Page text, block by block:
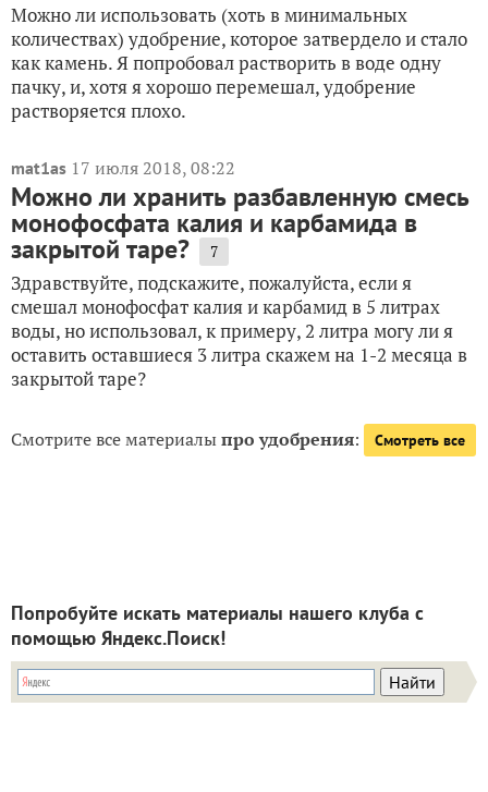
Можно ли использовать (хоть в минимальных
количествах) удобрение, которое затвердело и стало
как камень. Я попробовал растворить в воде одну
пачку, и, хотя я хорошо перемешал, удобрение
растворяется плохо.
mat1as 17 июля 2018, 08:22
Можно ли хранить разбавленную смесь
монофосфата калия и карбамида в
закрытой таре? 7
Здравствуйте, подскажите, пожалуйста, если я
смешал монофосфат калия и карбамид в 5 литрах
воды, но использовал, к примеру, 2 литра могу ли я
оставить оставшиеся 3 литра скажем на 1-2 месяца в
закрытой таре?
Смотрите все материалыпро удобрения: Смотреть все
Попробуйте искать материалы нашего клуба с
помощью Яндекс.Поиск!